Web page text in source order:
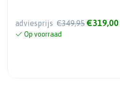
adviesprijs €349,95 €319,00
Op voorraad